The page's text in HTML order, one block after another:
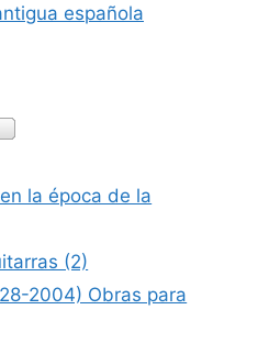
española
la época de la
(2)
2004) Obras para